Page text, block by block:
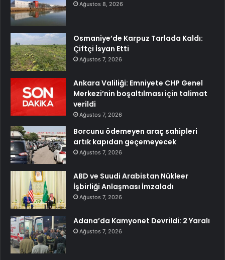
Ağustos 8, 2026
Osmaniye’de Karpuz Tarlada Kaldı:
Çiftçi İsyan Etti
Ağustos 7, 2026
Ankara Valiliği: Emniyete CHP Genel
Merkezi’nin boşaltılması için talimat
verildi
Ağustos 7, 2026
Borcunu ödemeyen araç sahipleri
artık kapıdan geçemeyecek
Ağustos 7, 2026
ABD ve Suudi Arabistan Nükleer
İşbirliği Anlaşması İmzaladı
Ağustos 7, 2026
Adana’da Kamyonet Devrildi: 2 Yaralı
Ağustos 7, 2026